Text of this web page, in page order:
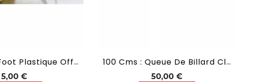
Balle Baby Foot Plastique Officielle ITSF-B Jaune
5,00 €Prix
100 Cms : Queue De Billard Classique
50,00 €Prix